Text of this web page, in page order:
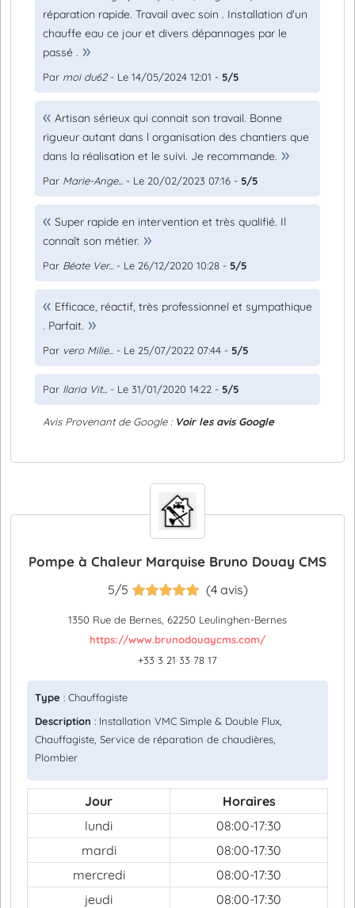
réparation rapide. Travail avec soin . Installation d'un
chauffe eau ce jour et divers dépannages par le
passé .
Par moi du62- Le 14/05/2024 12:01 - 5/5
Artisan sérieux qui connait son travail. Bonne
rigueur autant dans l organisation des chantiers que
dans la réalisation et le suivi. Je recommande.
Par Marie-Ange... - Le 20/02/2023 07:16 - 5/5
Super rapide en intervention et très qualifié. Il
connaît son métier.
Par Béate Ver... - Le 26/12/2020 10:28 - 5/5
Efficace, réactif, très professionnel et sympathique
. Parfait.
Par vero Milie... - Le 25/07/2022 07:44 - 5/5
Par Ilaria Vit... - Le 31/01/2020 14:22 - 5/5
Avis Provenant de Google : Voir les avis Google
Pompe à Chaleur Marquise Bruno Douay CMS
5/5 (4 avis)
1350 Rue de Bernes, 62250 Leulinghen-Bernes
https://www.brunodouaycms.com/
+33 3 21 33 78 17
Type : Chauffagiste
Description : Installation VMC Simple & Double Flux,
Chauffagiste, Service de réparation de chaudières,
Plombier
Jour
Horaires
lundi
08:00-17:30
mardi
08:00-17:30
mercredi
08:00-17:30
jeudi
08:00-17:30